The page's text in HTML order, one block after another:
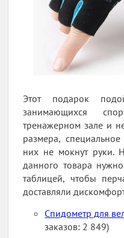
Этот подарок
занимающихся
тренажерном зале и
размера,
них не мокнут руки.
данного товара
таблицей, чтобы
доставляли
Спидометр для
заказов: 2 849)